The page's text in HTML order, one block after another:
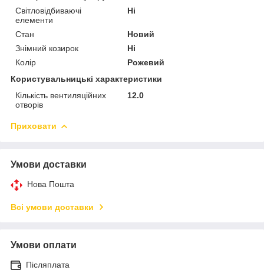
Світловідбиваючі
елементи
Ні
Стан
Новий
Знімний козирок
Ні
Колір
Рожевий
Користувальницькі характеристики
Кількість вентиляційних
отворів
12.0
Приховати
Умови доставки
Нова Пошта
Всі умови доставки
Умови оплати
Післяплата